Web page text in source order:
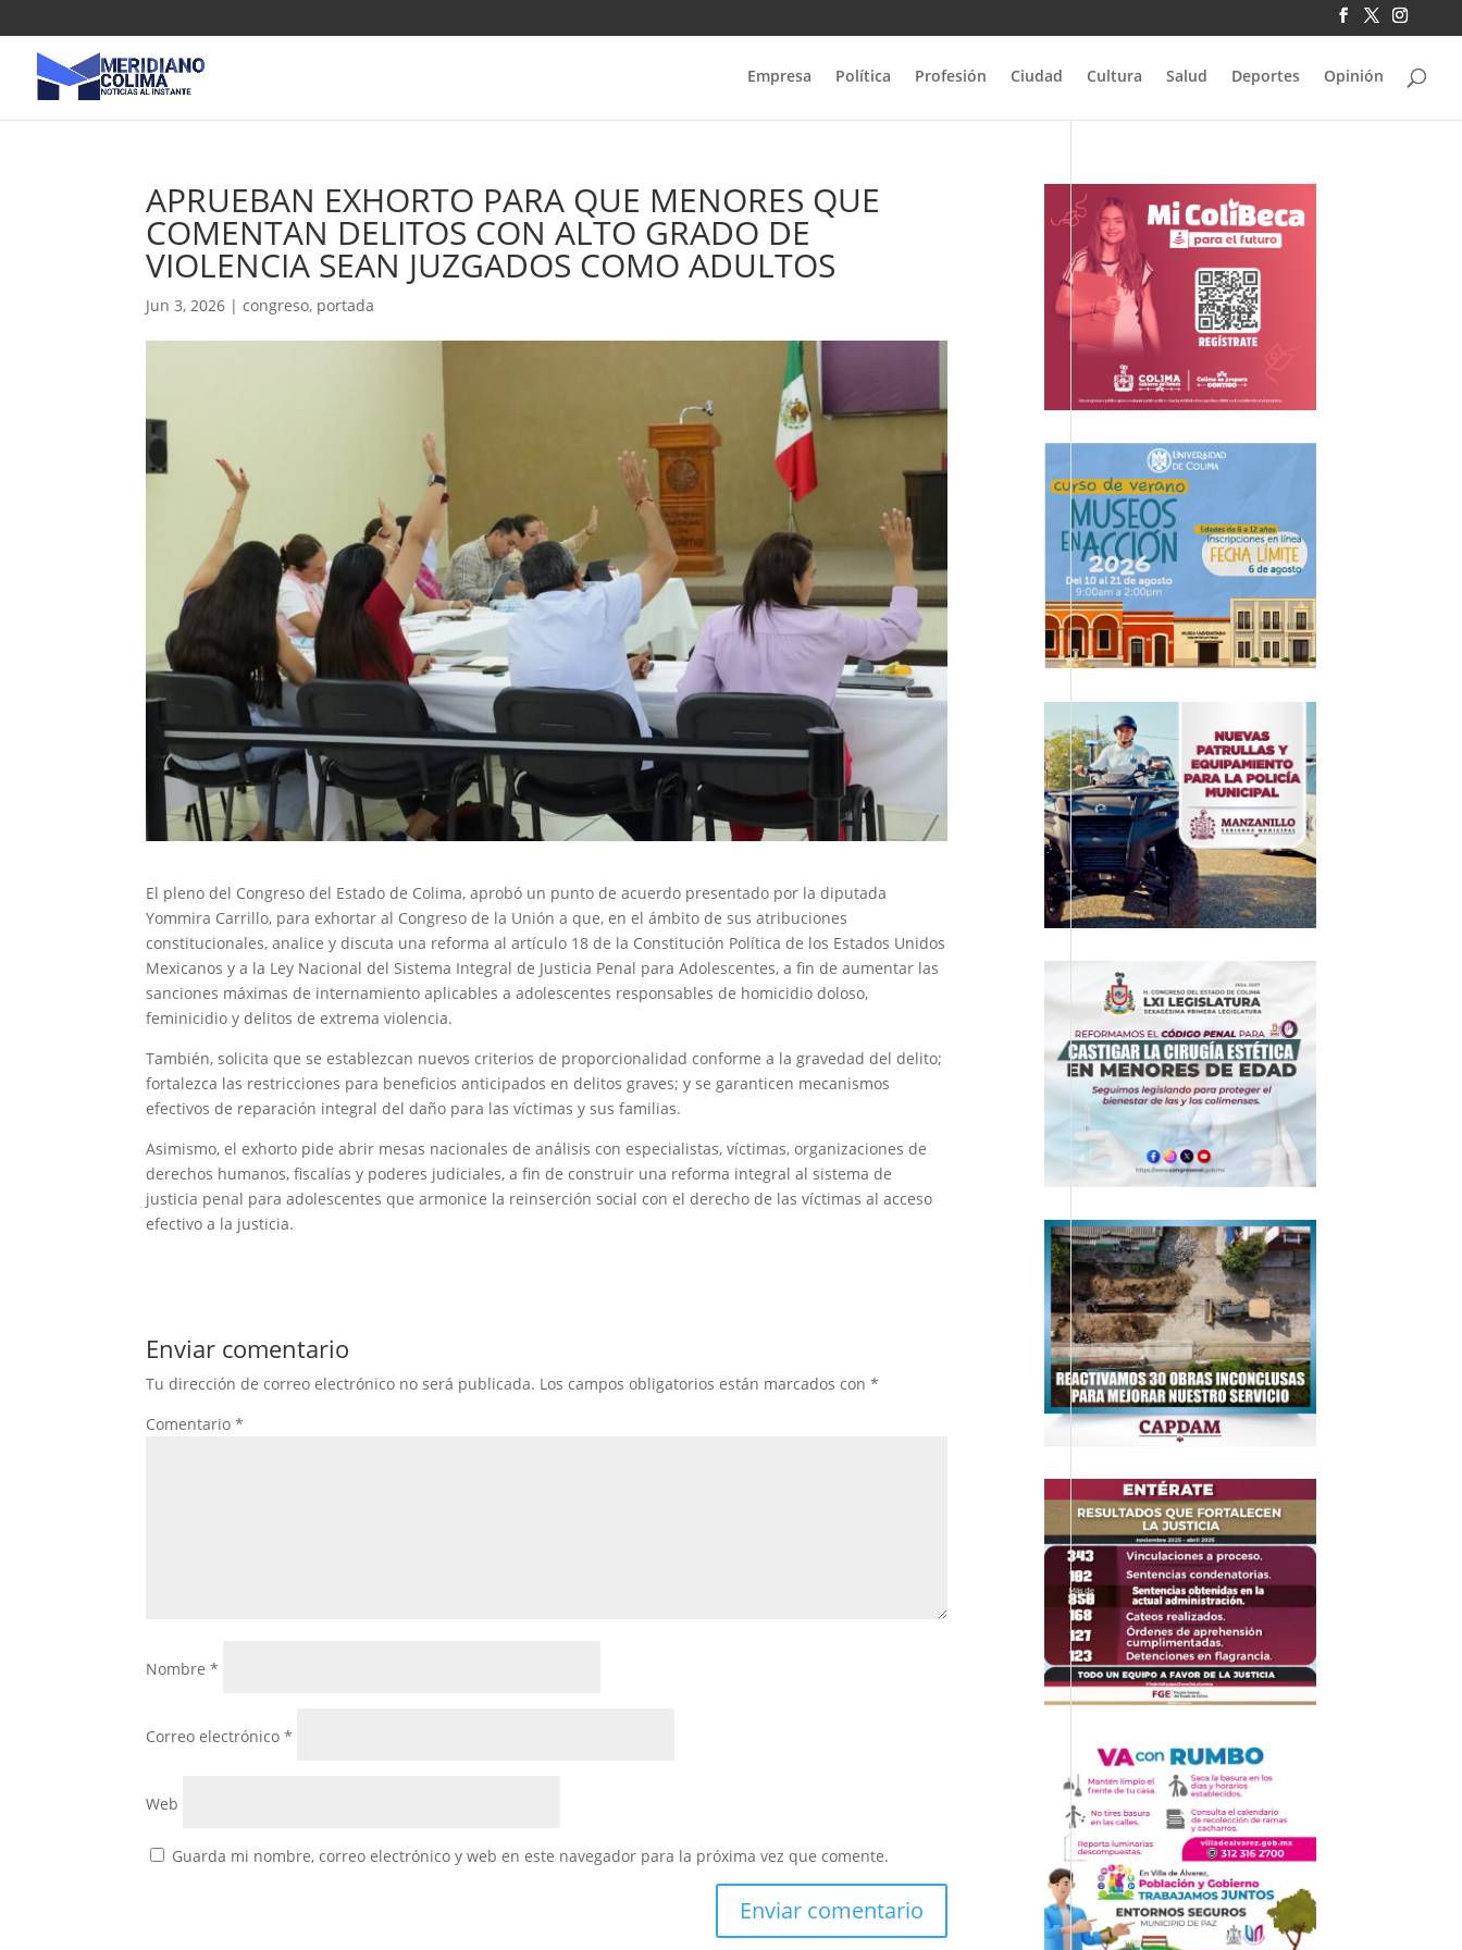
Empresa Política Profesión Ciudad Cultura Salud Deportes Opinión
APRUEBAN EXHORTO PARA QUE MENORES QUE
COMENTAN DELITOS CON ALTO GRADO DE
VIOLENCIA SEAN JUZGADOS COMO ADULTOS
Jun 3, 2026 |congreso, portada
El pleno del Congreso del Estado de Colima, aprobó un punto de acuerdo presentado por la diputada
Yommira Carrillo, para exhortar al Congreso de la Unión a que, en el ámbito de sus atribuciones
constitucionales, analice y discuta una reforma al artículo 18 de la Constitución Política de los Estados Unidos
Mexicanos y a la Ley Nacional del Sistema Integral de Justicia Penal para Adolescentes, a fin de aumentar las
sanciones máximas de internamiento aplicables a adolescentes responsables de homicidio doloso,
feminicidio y delitos de extrema violencia.
También, solicita que se establezcan nuevos criterios de proporcionalidad conforme a la gravedad del delito;
fortalezca las restricciones para beneficios anticipados en delitos graves; y se garanticen mecanismos
efectivos de reparación integral del daño para las víctimas y sus familias.
Asimismo, el exhorto pide abrir mesas nacionales de análisis con especialistas, víctimas, organizaciones de
derechos humanos, fiscalías y poderes judiciales, a fin de construir una reforma integral al sistema de
justicia penal para adolescentes que armonice la reinserción social con el derecho de las víctimas al acceso
efectivo a la justicia.
Enviar comentario
Tu dirección de correo electrónico no será publicada. Los campos obligatorios están marcados con*
Comentario*
Nombre*
Correo electrónico*
Web
Guarda mi nombre, correo electrónico y web en este navegador para la próxima vez que comente.